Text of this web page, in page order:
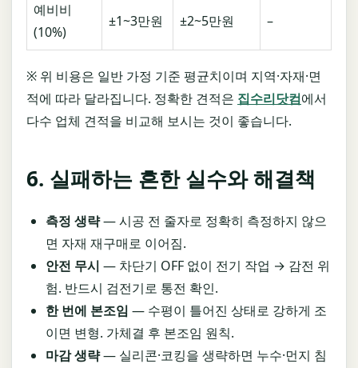
예비비
(10%)
±1~3만원 ±2~5만원 –
※ 위 비용은 일반 가정 기준 평균치이며 지역·자재·면
적에 따라 달라집니다. 정확한 견적은 집수리닷컴에서
다수 업체 견적을 비교해 보시는 것이 좋습니다.
6. 실패하는 흔한 실수와 해결책
측정 생략— 시공 전 줄자로 정확히 측정하지 않으
면 자재 재구매로 이어짐.
안전 무시 — 차단기 OFF 없이 전기 작업 → 감전 위
험. 반드시 검전기로 통전 확인.
한 번에 본조임 — 수평이 틀어진 상태로 강하게 조
이면 변형. 가체결 후 본조임 원칙.
마감 생략— 실리콘·코킹을 생략하면 누수·먼지 침